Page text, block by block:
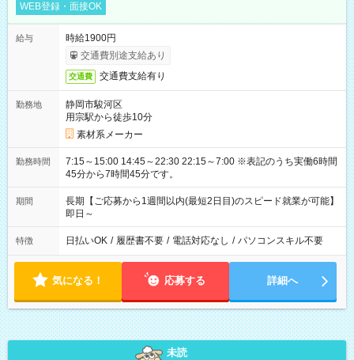
WEB登録・面接OK
給与
時給1900円
交通費別途支給あり
交通費 交通費支給有り
勤務地
静岡市駿河区
用宗駅から徒歩10分
素材系メーカー
勤務時間
7:15～15:00 14:45～22:30 22:15～7:00 ※表記のうち実働6時間
45分から7時間45分です。
期間
長期【ご応募から1週間以内(最短2日目)のスピード就業が可能】
即日～
特徴 日払いOK / 履歴書不要 / 電話対応なし / パソコンスキル不要
気になる！ 応募する 詳細へ
未読